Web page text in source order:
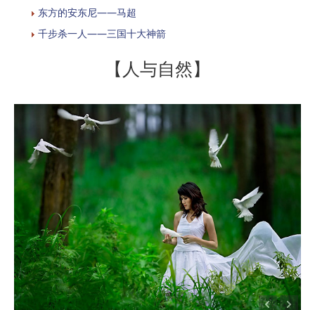
东方的安东尼——马超
千步杀一人——三国十大神箭
【人与自然】